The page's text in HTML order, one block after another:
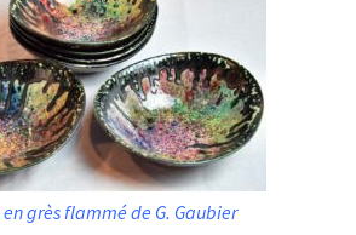
en grès flammé de G. Gaubier